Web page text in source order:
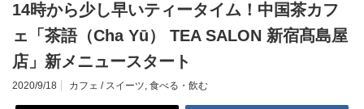
14時から少し早いティータイム！中国茶カフ
ェ「茶語（Cha Yū） TEA SALON 新宿髙島屋
店」新メニュースタート
2020/9/18 カフェ / スイーツ, 食べる・飲む